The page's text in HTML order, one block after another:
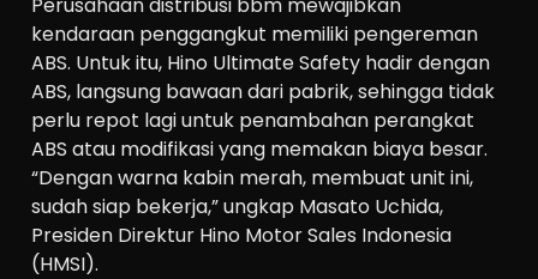
kendaraan penggangkut memiliki pengereman
ABS. Untuk itu, Hino Ultimate Safety hadir dengan
ABS, langsung bawaan dari pabrik, sehingga tidak
perlu repot lagi untuk penambahan perangkat
ABS atau modifikasi yang memakan biaya besar.
“Dengan warna kabin merah, membuat unit ini,
sudah siap bekerja,” ungkap Masato Uchida,
Presiden Direktur Hino Motor Sales Indonesia
(HMSI).